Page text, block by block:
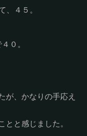
、４５。
０。
が、かなりの手応え
とと感じました。